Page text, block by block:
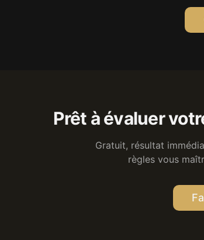
Prêt à évaluer
Gratuit, résultat
règles vous